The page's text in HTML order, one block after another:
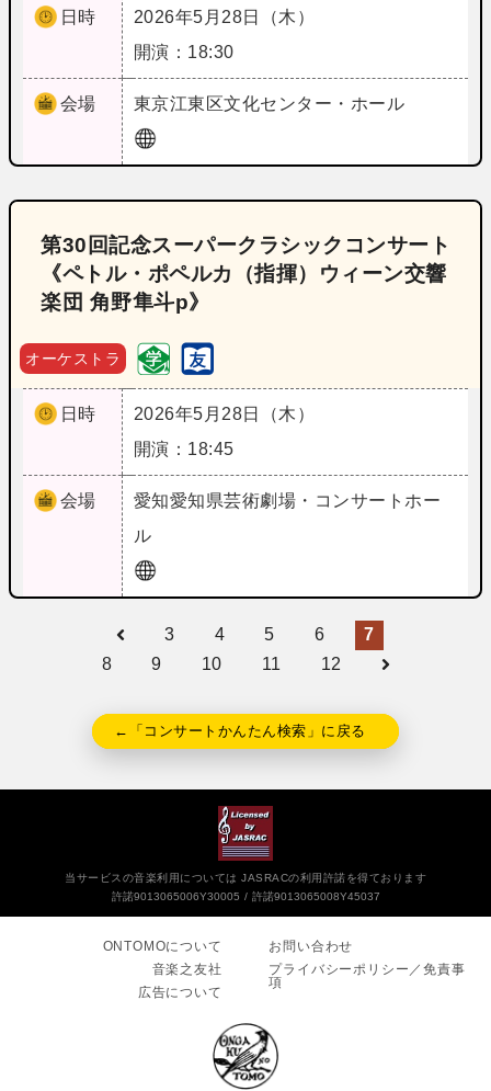
日時
2026年5月28日（木）
開演：18:30
会場 東京江東区文化センター・ホール
第30回記念スーパークラシックコンサート
《ペトル・ポペルカ（指揮）ウィーン交響
楽団 角野隼斗p》
オーケストラ
日時
2026年5月28日（木）
開演：18:45
会場 愛知愛知県芸術劇場・コンサートホー
ル
3 4 5 6
7
8
9 10 11 12
←「コンサートかんたん検索」に戻る
当サービスの音楽利用については JASRACの利用許諾を得ております
許諾9013065006Y30005
許諾9013065008Y45037
ONTOMOについて
音楽之友社
広告について
お問い合わせ
プライバシーポリシー／免責事
項